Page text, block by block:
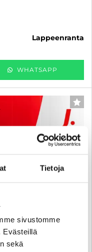
Tietoja
sivustomme
Evästeillä
sekä
lappeenranta
WHATSAPP